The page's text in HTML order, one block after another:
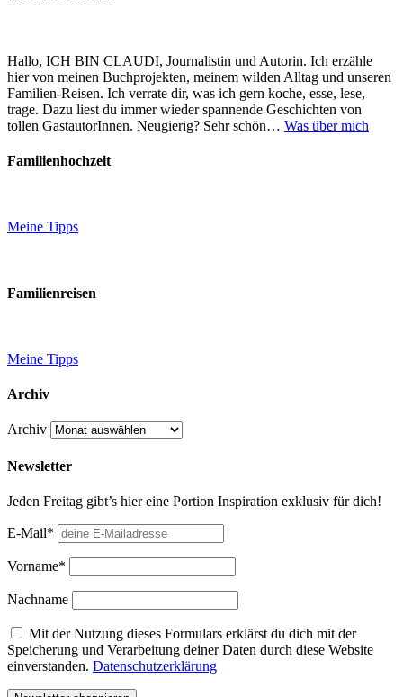
Hallo, ICH BIN CLAUDI, Journalistin und Autorin. Ich erzähle
hier von meinen Buchprojekten, meinem wilden Alltag und unseren
Familien-Reisen. Ich verrate dir, was ich gern koche, esse, lese,
trage. Dazu liest du immer wieder spannende Geschichten von
tollen GastautorInnen. Neugierig? Sehr schön… Was über mich
Familienhochzeit
Meine Tipps
Familienreisen
Meine Tipps
Archiv
Archiv
Newsletter
Jeden Freitag gibt’s hier eine Portion Inspiration exklusiv für dich!
E-Mail*
Vorname*
Nachname
Mit der Nutzung dieses Formulars erklärst du dich mit der
Speicherung und Verarbeitung deiner Daten durch diese Website
einverstanden. Datenschutzerklärung